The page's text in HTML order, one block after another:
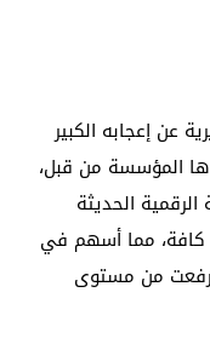
عن إعجابه الكبير
المؤسسة من قبل،
الحديثة
كافة، مما أسهم في
رفعت من مستوى